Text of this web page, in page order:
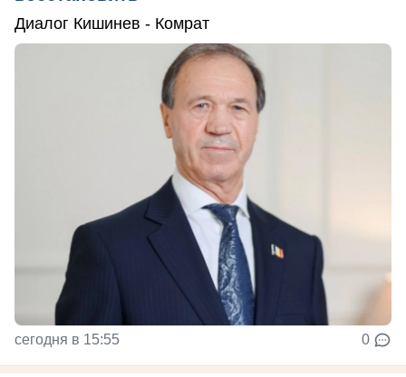
Диалог Кишинев - Комрат
сегодня в 15:55 0